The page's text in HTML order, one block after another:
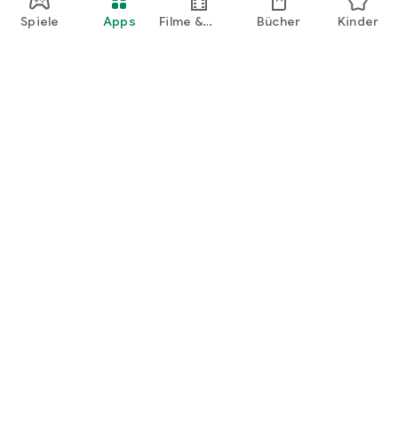
Spiele Apps
Filme &
Bücher Kinder